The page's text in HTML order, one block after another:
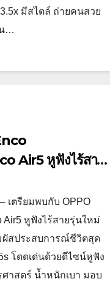
มีสไตล์ ถ่ายคนสวย
…
Air5 หูฟังไร้สาย
บตัดเสียงรบกวน
เตรียมพบกับ OPPO
Air5 หูฟังไร้สายรุ่นใหม่
ผัสประสบการณ์ชีวิตสุด
โดดเด่นด้วยดีไซน์หูฟัง
าสตร์ น้ำหนักเบา มอบ